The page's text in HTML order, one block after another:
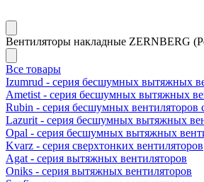
Вентиляторы накладные ZERNBERG
Все товары
Izumrud - серия бесшумных вытяжных
Ametist - серия бесшумных вытяжных
Rubin - серия бесшумных вентиляторов
Lazurit - серия бесшумных вытяжных
Opal - серия бесшумных вытяжных
Kvarz - серия сверхтонких вентиляторов
Agat - серия вытяжных вентиляторов
Oniks - серия вытяжных вентиляторов